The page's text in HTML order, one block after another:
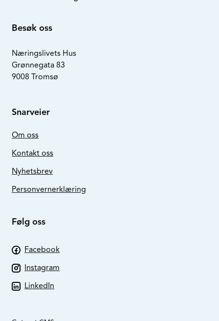
Besøk oss
Næringslivets Hus
Grønnegata 83
9008 Tromsø
Snarveier
Om oss
Kontakt oss
Nyhetsbrev
Personvernerklæring
Følg oss
Facebook
Instagram
LinkedIn